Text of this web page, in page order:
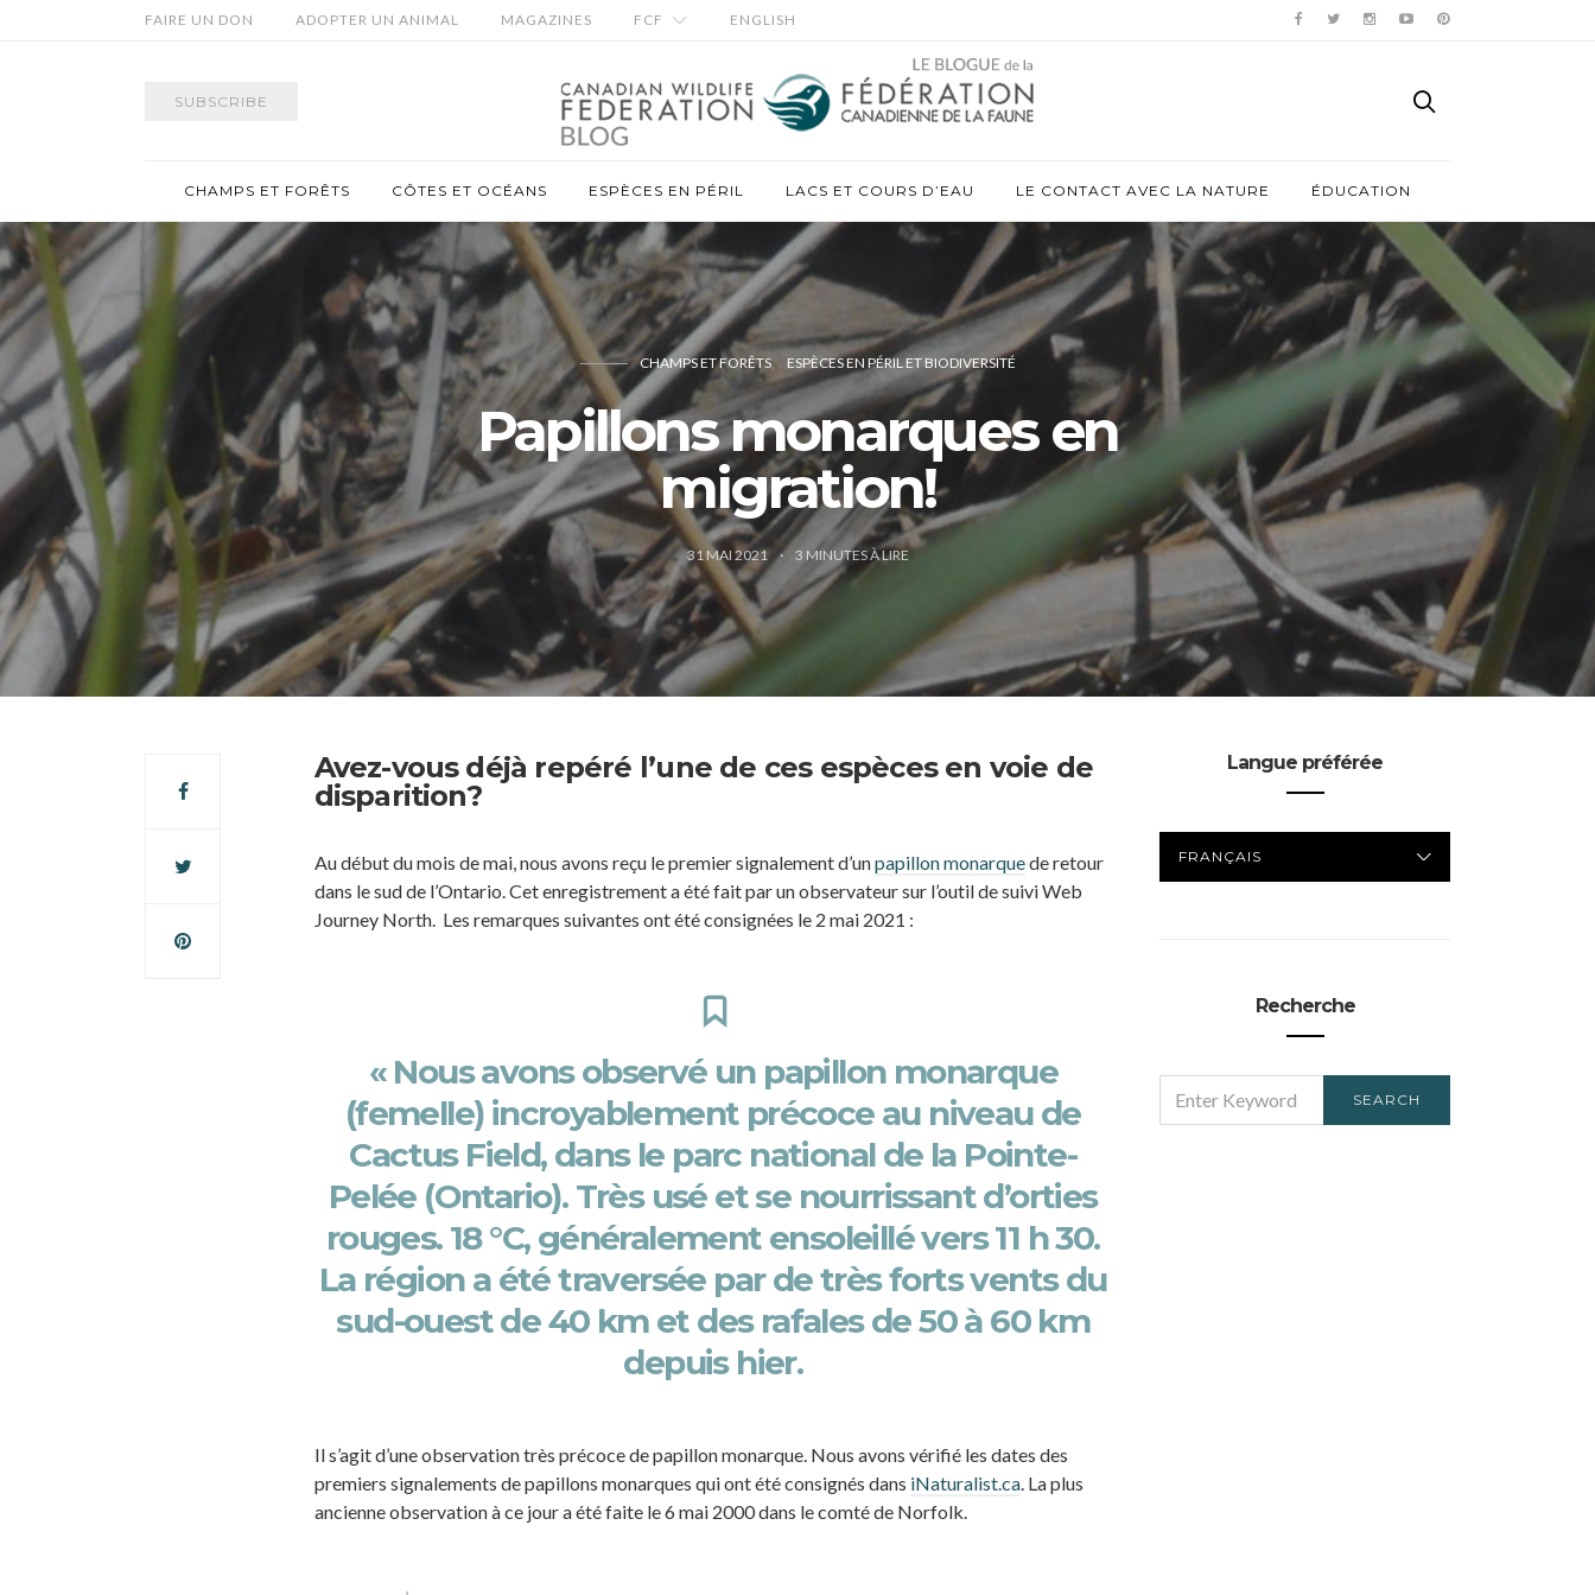
FAIRE UN DON ADOPTER UN ANIMAL MAGAZINES FCF ENGLISH
SUBSCRIBE
CHAMPS ET FORÊTS CÔTES ET OCÉANS ESPÈCES EN PÉRIL LACS ET COURS D’EAU LE CONTACT AVEC LA NATURE ÉDUCATION
CHAMPS ET FORÊTS ESPÈCES EN PÉRIL ET BIODIVERSITÉ
Papillons monarques en
migration!
31 MAI 2021 3 MINUTES À LIRE
Avez-vous déjà repéré l’une de ces espèces en voie de
disparition?
Au début du mois de mai, nous avons reçu le premier signalement d’unpapillon monarquede retour
dans le sud de l’Ontario. Cet enregistrement a été fait par un observateur sur l’outil de suivi Web
Journey North. Les remarques suivantes ont été consignées le 2 mai 2021 :
« Nous avons observé un papillon monarque
(femelle) incroyablement précoce au niveau de
Cactus Field, dans le parc national de la Pointe-
Pelée (Ontario). Très usé et se nourrissant d’orties
rouges. 18 °C, généralement ensoleillé vers 11 h 30.
La région a été traversée par de très forts vents du
sud-ouest de 40 km et des rafales de 50 à 60 km
depuis hier.
Il s’agit d’une observation très précoce de papillon monarque. Nous avons vérifié les dates des
premiers signalements de papillons monarques qui ont été consignés dans iNaturalist.ca. La plus
ancienne observation à ce jour a été faite le 6 mai 2000 dans le comté de Norfolk.
Langue préférée
PRÉFÉRÉE
Recherche
FOR:
SEARCH